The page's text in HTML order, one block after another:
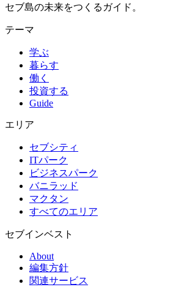
セブ島の未来をつくるガイド。
テーマ
学ぶ
暮らす
働く
投資する
Guide
エリア
セブシティ
ITパーク
ビジネスパーク
バニラッド
マクタン
すべてのエリア
セブインベスト
About
編集方針
関連サービス